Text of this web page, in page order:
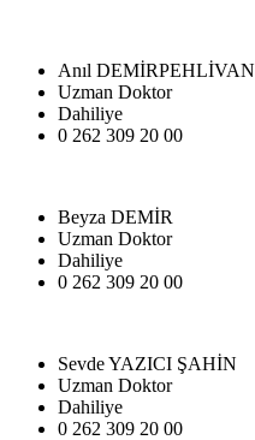
Anıl DEMİRPEHLİVAN
Uzman Doktor
Dahiliye
0 262 309 20 00
Beyza DEMİR
Uzman Doktor
Dahiliye
0 262 309 20 00
Sevde YAZICI ŞAHİN
Uzman Doktor
Dahiliye
0 262 309 20 00